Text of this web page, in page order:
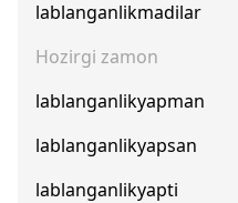
lablanganlikmadilar
Hozirgi zamon
lablanganlikyapman
lablanganlikyapsan
lablanganlikyapti